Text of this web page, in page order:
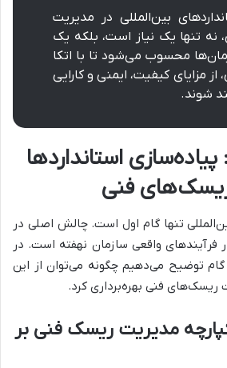
بین‌المللی در مدیریت
تنها یک نیاز است، بلکه یک
محسوب می‌شود تا با اتکا
مزایای کیفیت، ایمنی و کارایی
شوند.
استانداردها
فنی
تنها گام اول است. چالش اصلی در
فرآیندهای واقعی سازمان نهفته است. در
توضیح می‌دهیم چگونه می‌توان از این
ریسک‌های فنی بهره‌برداری کرد.
مدیریت ریسک فنی بر